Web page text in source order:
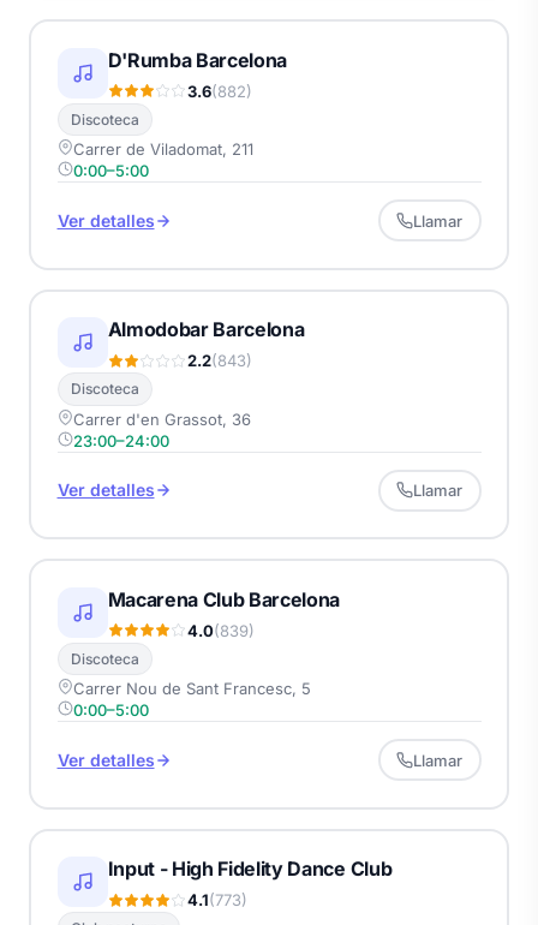
D'Rumba Barcelona
3.6(882)
Discoteca
Carrer de Viladomat, 211
0:00–5:00
Ver detalles Llamar
Almodobar Barcelona
2.2(843)
Discoteca
Carrer d'en Grassot, 36
23:00–24:00
Ver detalles Llamar
Macarena Club Barcelona
4.0(839)
Discoteca
Carrer Nou de Sant Francesc, 5
0:00–5:00
Ver detalles Llamar
Input - High Fidelity Dance Club
4.1(773)